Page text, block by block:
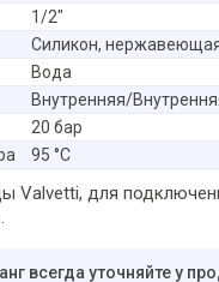
1/2"
Силикон,
Вода
Внутренняя/
20 бар
95 °C
Valvetti, для
всегда уточняйте у